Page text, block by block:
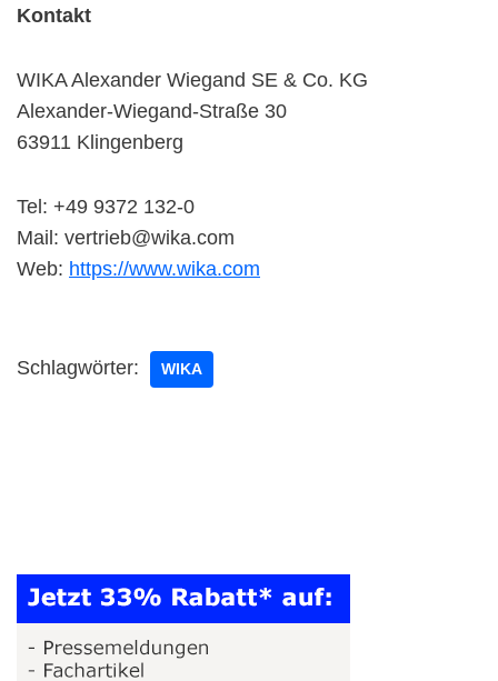
Kontakt
WIKA Alexander Wiegand SE & Co. KG
Alexander-Wiegand-Straße 30
63911 Klingenberg
Tel: +49 9372 132-0
Mail: vertrieb@wika.com
Web: https://www.wika.com
Schlagwörter: WIKA